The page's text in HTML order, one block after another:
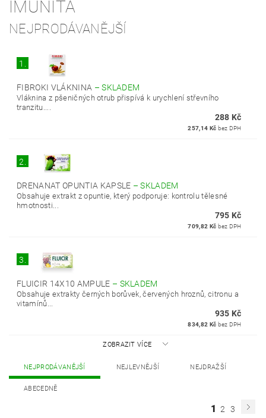
IMUNITA
NEJPRODÁVANĚJŠÍ
1.
FIBROKI VLÁKNINA –SKLADEM
Vláknina z pšeničných otrub přispívá k urychlení střevního
tranzitu....
288 Kč
257,14 Kč bez DPH
2.
DRENANAT OPUNTIA KAPSLE –SKLADEM
Obsahuje extrakt z opuntie, který podporuje: kontrolu tělesné
hmotnosti...
795 Kč
709,82 Kč bez DPH
3.
FLUICIR 14X10 AMPULE – SKLADEM
Obsahuje extrakty černých borůvek, červených hroznů, citronu a
vitamínů...
935 Kč
834,82 Kč bez DPH
ZOBRAZIT VÍCE
NEJPRODÁVANĚJŠÍ NEJLEVNĚJŠÍ NEJDRAŽŠÍ
ABECEDNĚ
1 2
3